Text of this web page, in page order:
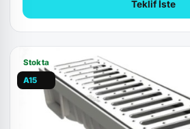
Teklif İste
Stokta
A15